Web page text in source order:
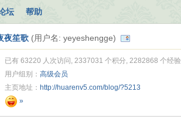
坛 帮助
夜笙歌 (用户名: yeyeshengge)
已有 63220 人次访问, 2337031 个积分, 2282868 个经验
用户组别： 高级会员
主页地址： http://huarenv5.com/blog/?5213
»